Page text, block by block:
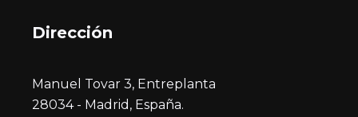
Dirección
Manuel Tovar 3, Entreplanta
28034 - Madrid, España.